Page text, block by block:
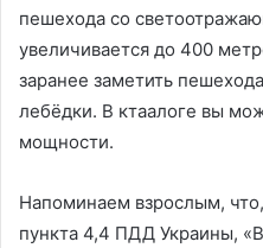
пешехода со
увеличивается до 400
заранее заметить
лебёдки. В ктаалоге вы
мощности.
Напоминаем взрослым,
пункта 4,4 ПДД Украины,